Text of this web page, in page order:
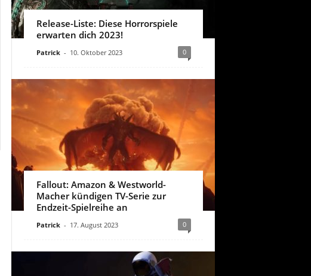
Release-Liste: Diese Horrorspiele
erwarten dich 2023!
Patrick - 10. Oktober 2023 0
Fallout: Amazon & Westworld-
Macher kündigen TV-Serie zur
Endzeit-Spielreihe an
Patrick - 17. August 2023 0